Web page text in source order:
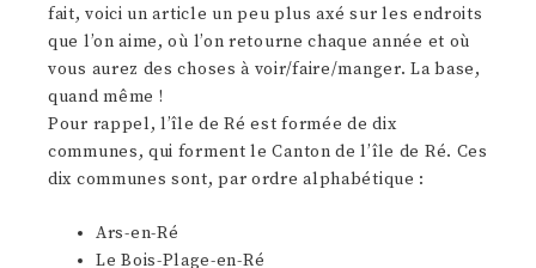
fait, voici un article un peu plus axé sur les endroits
que l’on aime, où l’on retourne chaque année et où
vous aurez des choses à voir/faire/manger. La base,
quand même !
Pour rappel, l’île de Ré est formée de dix
communes, qui forment le Canton de l’île de Ré. Ces
dix communes sont, par ordre alphabétique :
Ars-en-Ré
Le Bois-Plage-en-Ré